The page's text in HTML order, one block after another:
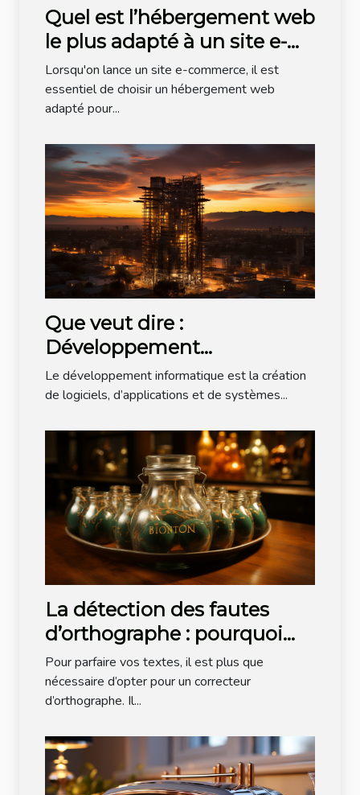
Quel est l’hébergement web
le plus adapté à un site e-
commerce ?
Lorsqu'on lance un site e-commerce, il est
essentiel de choisir un hébergement web
adapté pour...
Que veut dire :
Développement
informatique ?
Le développement informatique est la création
de logiciels, d’applications et de systèmes...
La détection des fautes
d’orthographe : pourquoi
opter pour Bonpatron ?
Pour parfaire vos textes, il est plus que
nécessaire d’opter pour un correcteur
d’orthographe. Il...